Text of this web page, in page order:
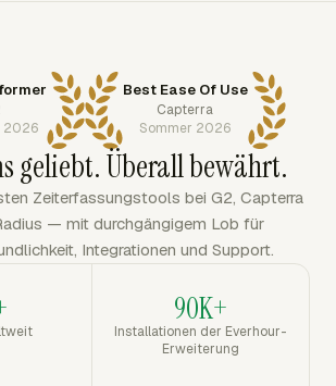
2026
Best Ease Of Use
Capterra
Sommer 2026
geliebt. Überall bewährt.
Zeiterfassungstools bei G2, Capterra
— mit durchgängigem Lob für
Integrationen und Support.
90K+
Installationen der Everhour-
Erweiterung